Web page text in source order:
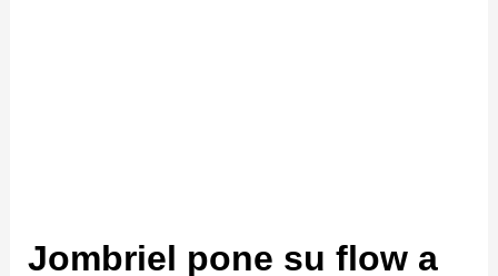
Jombriel pone su flow a